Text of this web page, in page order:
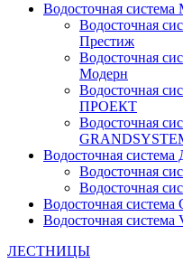
Водосточная
Водосточная
Престиж
Водосточная
Модерн
Водосточная
ПРОЕКТ
Водосточная
Водосточная
Водосточная
Водосточная
Водосточная
Водосточная система
ЛЕСТНИЦЫ